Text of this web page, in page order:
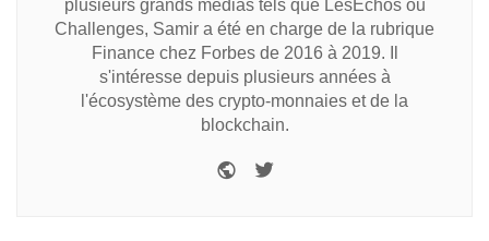
plusieurs grands médias tels que LesEchos ou
Challenges, Samir a été en charge de la rubrique
Finance chez Forbes de 2016 à 2019. Il
s'intéresse depuis plusieurs années à
l'écosystème des crypto-monnaies et de la
blockchain.